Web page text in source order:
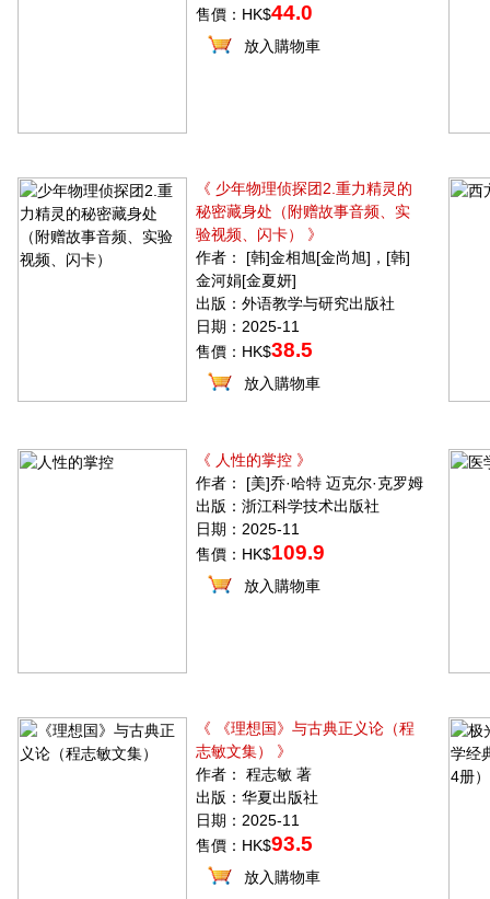
售價：HK$44.0
放入購物車
《 少年物理侦探团2.重力精灵的
秘密藏身处（附赠故事音频、实
验视频、闪卡） 》
作者： [韩]金相旭[金尚旭]，[韩]
金河娟[金夏妍]
出版：外语教学与研究出版社
日期：2025-11
售價：HK$38.5
放入購物車
《 人性的掌控 》
作者： [美]乔·哈特 迈克尔·克罗姆
出版：浙江科学技术出版社
日期：2025-11
售價：HK$109.9
放入購物車
《 《理想国》与古典正义论（程
志敏文集） 》
作者： 程志敏 著
出版：华夏出版社
日期：2025-11
售價：HK$93.5
放入購物車